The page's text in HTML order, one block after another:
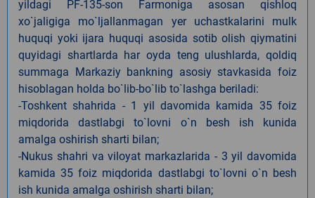
yildagi PF-135-son Farmoniga asosan qishloq
xo`jaligiga mo`ljallanmagan yer uchastkalarini mulk
huquqi yoki ijara huquqi asosida sotib olish qiymatini
quyidagi shartlarda har oyda teng ulushlarda, qoldiq
summaga Markaziy bankning asosiy stavkasida foiz
hisoblagan holda bo`lib-bo`lib to`lashga beriladi:
-Toshkent shahrida - 1 yil davomida kamida 35 foiz
miqdorida dastlabgi to`lovni o`n besh ish kunida
amalga oshirish sharti bilan;
-Nukus shahri va viloyat markazlarida - 3 yil davomida
kamida 35 foiz miqdorida dastlabgi to`lovni o`n besh
ish kunida amalga oshirish sharti bilan;